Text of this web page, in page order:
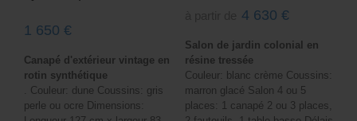
1 650 €
Canapé d'extérieur vintage en
rotin synthétique
. Couleur: dune Coussins: gris
perle ou ocre Dimensions:
4 630 €
Salon de jardin colonial en
résine tressée
Couleur: blanc crème Coussins:
marron glacé Salon 4 ou 5
places: 1 canapé 2 ou 3 places,